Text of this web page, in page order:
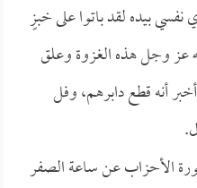
نفسي بيده لقد باتوا على خبزٍ
عز وجل هذه الغزوة وعلق
أنه قطع دابرهم، وفل
الأحزاب عن ساعة الصفر